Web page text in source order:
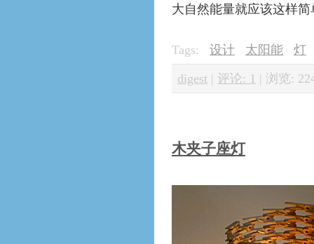
大自然能量就应该这样
Tags: 设计 太阳能 灯
digest | 评论: 1 | 浏览:
木夹子座灯